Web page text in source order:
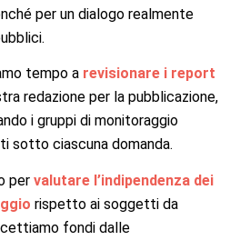
per un dialogo realmente
tempo a revisionare i report
redazione per la pubblicazione,
i gruppi di monitoraggio
sotto ciascuna domanda.
per valutare l’indipendenza dei
rispetto ai soggetti da
fondi dalle